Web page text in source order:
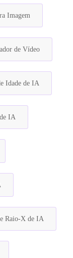
Imagem
de Vídeo
Idade de IA
IA
Raio-X de IA